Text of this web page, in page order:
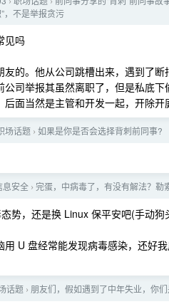
，不是举报贪污
见吗
的。他从公司跳槽出来，遇到了
司举报其虽然离职了，但是私底
面当然是主管和开发一起，开除开
场话题 › 如果是你是否会选择背刺前同事?
息安全 › 完蛋，中病毒了，有没有解法？勒
势，还是换 Linux 保平安吧(手动狗
U 盘经常能发现病毒感染，还好
话题 › 朋友们，假如遇到了中年失业，你